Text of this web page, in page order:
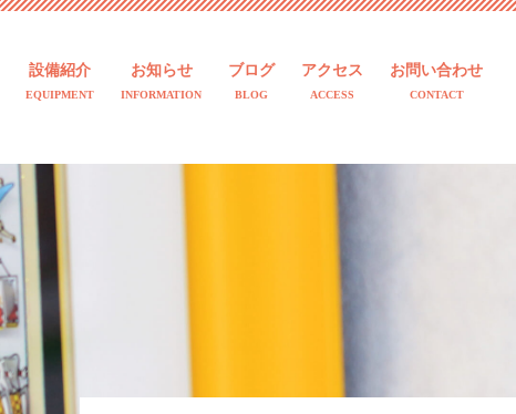
設備紹介
EQUIPMENT
お知らせ
INFORMATION
ブログ
BLOG
アクセス
ACCESS
お問い合わせ
CONTACT